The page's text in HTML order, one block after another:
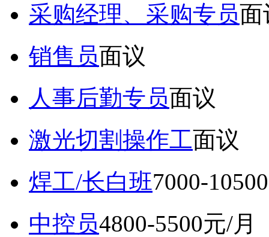
采购经理、采购专员面
销售员面议
人事后勤专员面议
激光切割操作工面议
焊工/长白班7000-
中控员4800-5500元/月